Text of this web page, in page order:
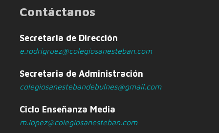
Contáctanos
Secretaria de Dirección
e.rodrigruez@colegiosanesteban.com
Secretaria de Administración
colegiosanestebandebulnes@gmail.com
Ciclo Enseñanza Media
m.lopez@colegiosanesteban.com